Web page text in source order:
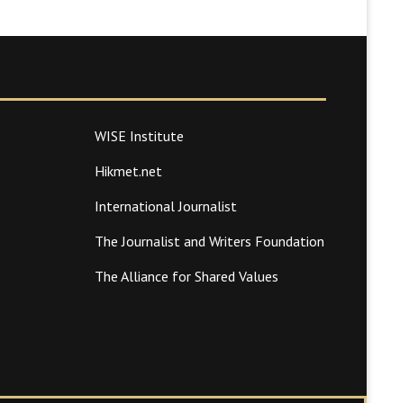
WISE Institute
Hikmet.net
International Journalist
The Journalist and Writers Foundation
The Alliance for Shared Values